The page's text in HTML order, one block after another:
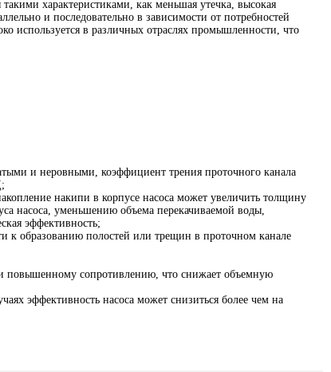
характеристиками, как меньшая утечка, высокая
и последовательно в зависимости от потребностей
используется в различных отраслях промышленности, что
и неровными, коэффициент трения проточного канала
накипи в корпусе насоса может увеличить толщину
насоса, уменьшению объема перекачиваемой воды,
эффективность;
к образованию полостей или трещин в проточном канале
и повышенному сопротивлению, что снижает объемную
эффективность насоса может снизиться более чем на